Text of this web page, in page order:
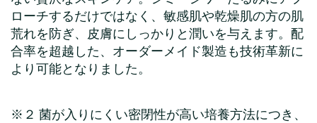
ローチするだけではなく、敏感肌や乾燥肌の方の肌
荒れを防ぎ、皮膚にしっかりと潤いを与えます。配
合率を超越した、オーダーメイド製造も技術革新に
より可能となりました。
※２ 菌が入りにくい密閉性が高い培養方法につき、